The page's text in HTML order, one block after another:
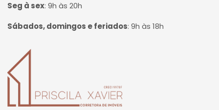
Seg à sex: 9h às 20h
Sábados, domingos e feriados: 9h às 18h
Página inicial